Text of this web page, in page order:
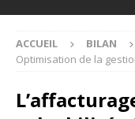
ACCUEIL BILAN
Optimisation de la